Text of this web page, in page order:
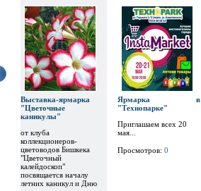
Выставка-ярмарка
"Цветочные
каникулы"
от клуба
коллекционеров-
цветоводов Бишкека
"Цветочный
калейдоскоп"
посвящается началу
летних каникул и Дню
Ярмарка в
"Технопарке"
Приглашаем всех 20
мая...
Просмотров: 0